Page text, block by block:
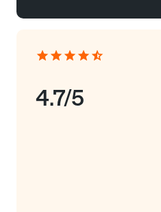
4.7/5